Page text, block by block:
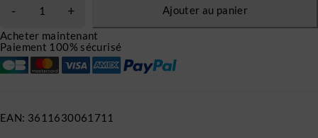
Ajouter au panier
Acheter maintenant
Paiement 100% sécurisé
EAN: 3611630061711